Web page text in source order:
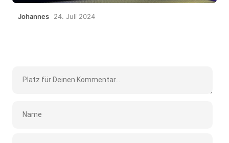
Johannes 24. Juli 2024